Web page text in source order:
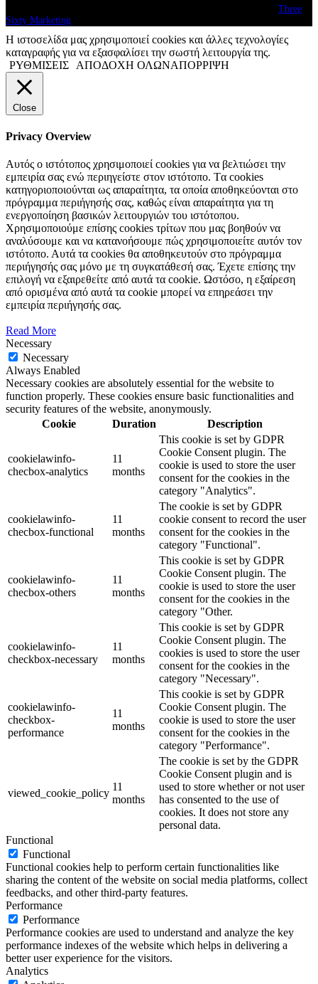
Three
Sixty Marketing
Η ιστοσελίδα μας χρησιμοποιεί cookies και άλλες τεχνολογίες
καταγραφής για να εξασφαλίσει την σωστή λειτουργία της.
ΡΥΘΜΙΣΕΙΣ
ΑΠΟΔΟΧΗ ΟΛΩΝΑΠΟΡΡΙΨΗ
Close
Privacy Overview
Αυτός ο ιστότοπος χρησιμοποιεί cookies για να βελτιώσει την
εμπειρία σας ενώ περιηγείστε στον ιστότοπο. Tα cookies
κατηγοριοποιούνται ως απαραίτητα, τα οποία αποθηκεύονται στο
πρόγραμμα περιήγησής σας, καθώς είναι απαραίτητα για τη
ενεργοποίηση βασικών λειτουργιών του ιστότοπου.
Χρησιμοποιούμε επίσης cookies τρίτων που μας βοηθούν να
αναλύσουμε και να κατανοήσουμε πώς χρησιμοποιείτε αυτόν τον
ιστότοπο. Αυτά τα cookies θα αποθηκευτούν στο πρόγραμμα
περιήγησής σας μόνο με τη συγκατάθεσή σας. Έχετε επίσης την
επιλογή να εξαιρεθείτε από αυτά τα cookie. Ωστόσο, η εξαίρεση
από ορισμένα από αυτά τα cookie μπορεί να επηρεάσει την
εμπειρία περιήγησής σας.
Read More
Necessary
Necessary
Always Enabled
Necessary cookies are absolutely essential for the website to
function properly. These cookies ensure basic functionalities and
security features of the website, anonymously.
Cookie
Duration Description
cookielawinfo-
checbox-analytics
11
months
This cookie is set by GDPR
Cookie Consent plugin. The
cookie is used to store the user
consent for the cookies in the
category "Analytics".
cookielawinfo-
checbox-functional
11
months
The cookie is set by GDPR
cookie consent to record the user
consent for the cookies in the
category "Functional".
cookielawinfo-
checbox-others
11
months
This cookie is set by GDPR
Cookie Consent plugin. The
cookie is used to store the user
consent for the cookies in the
category "Other.
cookielawinfo-
checkbox-necessary
11
months
This cookie is set by GDPR
Cookie Consent plugin. The
cookies is used to store the user
consent for the cookies in the
category "Necessary".
cookielawinfo-
checkbox-
performance
11
months
This cookie is set by GDPR
Cookie Consent plugin. The
cookie is used to store the user
consent for the cookies in the
category "Performance".
viewed_cookie_policy
11
months
The cookie is set by the GDPR
Cookie Consent plugin and is
used to store whether or not user
has consented to the use of
cookies. It does not store any
personal data.
Functional
Functional
Functional cookies help to perform certain functionalities like
sharing the content of the website on social media platforms, collect
feedbacks, and other third-party features.
Performance
Performance
Performance cookies are used to understand and analyze the key
performance indexes of the website which helps in delivering a
better user experience for the visitors.
Analytics